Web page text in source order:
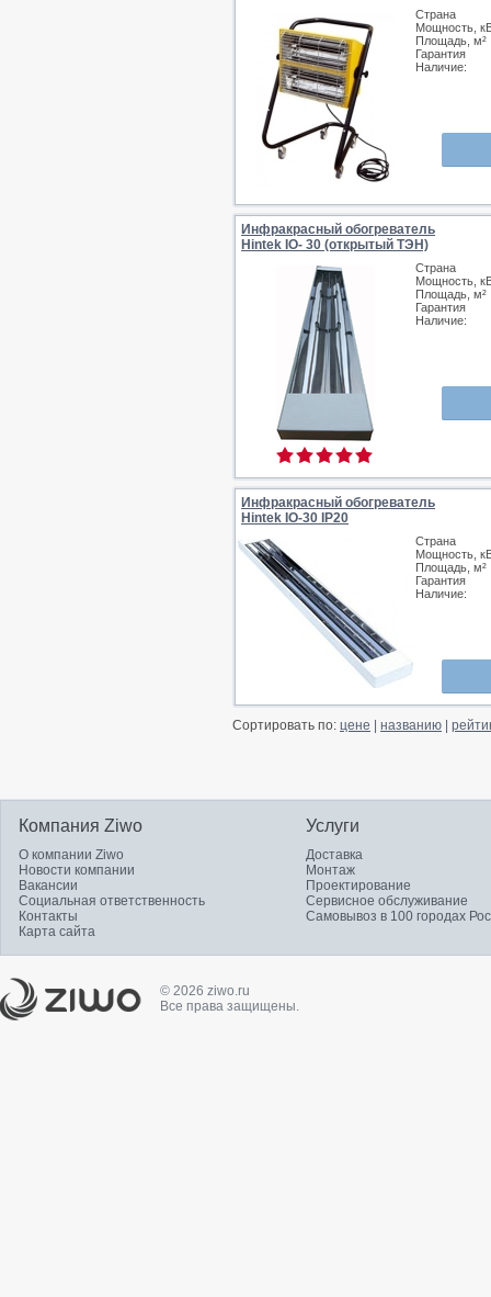
Страна
Мощность,
Площадь, м²
Гарантия
Наличие:
Инфракрасный обогреватель
Hintek IO- 30 (открытый ТЭН)
Страна
Мощность,
Площадь, м²
Гарантия
Наличие:
Инфракрасный обогреватель
Hintek IO-30 IP20
Страна
Мощность,
Площадь, м²
Гарантия
Наличие:
Сортировать по: цене названию
Компания Ziwo
О компании Ziwo
Новости компании
Вакансии
Социальная ответственность
Контакты
Карта сайта
Услуги
Доставка
Монтаж
Проектирование
Сервисное обслуживание
Самовывоз в 100 городах
© 2026 ziwo.ru
Все права защищены.